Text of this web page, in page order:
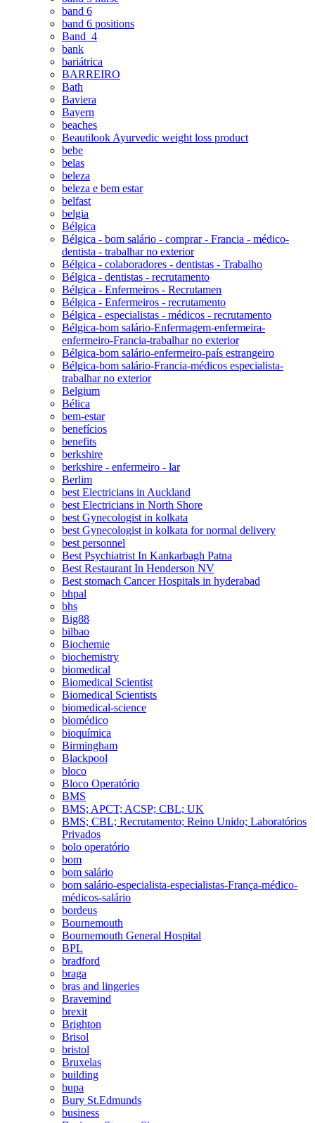
band 6
band 6 positions
Band_4
bank
bariátrica
BARREIRO
Bath
Baviera
Bayern
beaches
Beautilook Ayurvedic weight loss product
bebe
belas
beleza
beleza e bem estar
belfast
belgia
Bélgica
Bélgica - bom salário - comprar - Francia - médico-
dentista - trabalhar no exterior
Bélgica - colaboradores - dentistas - Trabalho
Bélgica - dentistas - recrutamento
Bélgica - Enfermeiros - Recrutamen
Bélgica - Enfermeiros - recrutamento
Bélgica - especialistas - médicos - recrutamento
Bélgica-bom salário-Enfermagem-enfermeira-
enfermeiro-Francia-trabalhar no exterior
Bélgica-bom salário-enfermeiro-país estrangeiro
Bélgica-bom salário-Francia-médicos especialista-
trabalhar no exterior
Belgium
Bélica
bem-estar
benefícios
benefits
berkshire
berkshire - enfermeiro - lar
Berlim
best Electricians in Auckland
best Electricians in North Shore
best Gynecologist in kolkata
best Gynecologist in kolkata for normal delivery
best personnel
Best Psychiatrist In Kankarbagh Patna
Best Restaurant In Henderson NV
Best stomach Cancer Hospitals in hyderabad
bhpal
bhs
Big88
bilbao
Biochemie
biochemistry
biomedical
Biomedical Scientist
Biomedical Scientists
biomedical-science
biomédico
bioquímica
Birmingham
Blackpool
bloco
Bloco Operatório
BMS
BMS; APCT; ACSP; CBL; UK
BMS; CBL; Recrutamento; Reino Unido; Laboratórios
Privados
bolo operatório
bom
bom salário
bom salário-especialista-especialistas-França-médico-
médicos-salário
bordeus
Bournemouth
Bournemouth General Hospital
BPL
bradford
braga
bras and lingeries
Bravemind
brexit
Brighton
Brisol
bristol
Bruxelas
building
bupa
Bury St.Edmunds
business